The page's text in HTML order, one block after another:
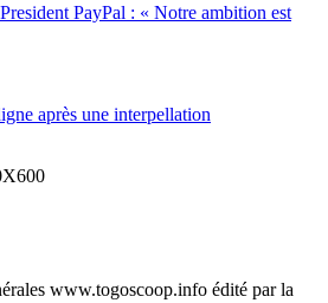
PayPal : « Notre ambition est
après une interpellation
www.togoscoop.info édité par la